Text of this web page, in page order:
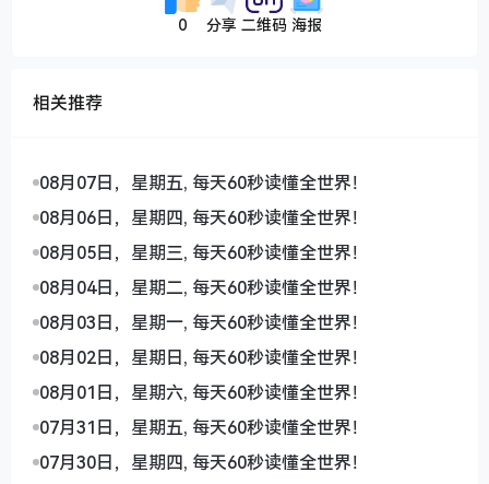
0 分享 二维码 海报
相关推荐
08月07日，星期五, 每天60秒读懂全世界！
08月06日，星期四, 每天60秒读懂全世界！
08月05日，星期三, 每天60秒读懂全世界！
08月04日，星期二, 每天60秒读懂全世界！
08月03日，星期一, 每天60秒读懂全世界！
08月02日，星期日, 每天60秒读懂全世界！
08月01日，星期六, 每天60秒读懂全世界！
07月31日，星期五, 每天60秒读懂全世界！
07月30日，星期四, 每天60秒读懂全世界！